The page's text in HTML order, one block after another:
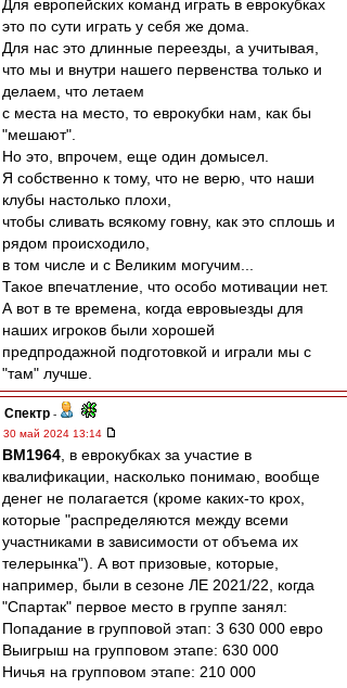
Для европейских команд играть в еврокубках
это по сути играть у себя же дома.
Для нас это длинные переезды, а учитывая,
что мы и внутри нашего первенства только и
делаем, что летаем
с места на место, то еврокубки нам, как бы
"мешают".
Но это, впрочем, еще один домысел.
Я собственно к тому, что не верю, что наши
клубы настолько плохи,
чтобы сливать всякому говну, как это сплошь и
рядом происходило,
в том числе и с Великим могучим...
Такое впечатление, что особо мотивации нет.
А вот в те времена, когда евровыезды для
наших игроков были хорошей
предпродажной подготовкой и играли мы с
"там" лучше.
Спектр -
30 май 2024 13:14
BM1964 , в еврокубках за участие в
квалификации, насколько понимаю, вообще
денег не полагается (кроме каких-то крох,
которые "распределяются между всеми
участниками в зависимости от объема их
телерынка"). А вот призовые, которые,
например, были в сезоне ЛЕ 2021/22, когда
"Спартак" первое место в группе занял:
Попадание в групповой этап: 3 630 000 евро
Выигрыш на групповом этапе: 630 000
Ничья на групповом этапе: 210 000